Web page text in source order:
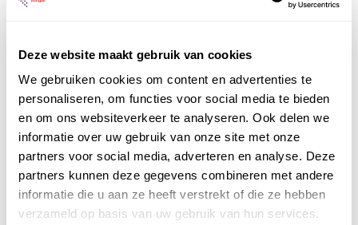
Deze website maakt gebruik van cookies
We gebruiken cookies om content en advertenties te
personaliseren, om functies voor social media te bieden
en om ons websiteverkeer te analyseren. Ook delen we
informatie over uw gebruik van onze site met onze
partners voor social media, adverteren en analyse. Deze
partners kunnen deze gegevens combineren met andere
informatie die u aan ze heeft verstrekt of die ze hebben
verzameld op basis van uw gebruik van hun services.
Officieel distributeur met Mobil Smeermiddelen
voor alle sectoren
Welke olie heb ik nodig
Alle producten bekijken